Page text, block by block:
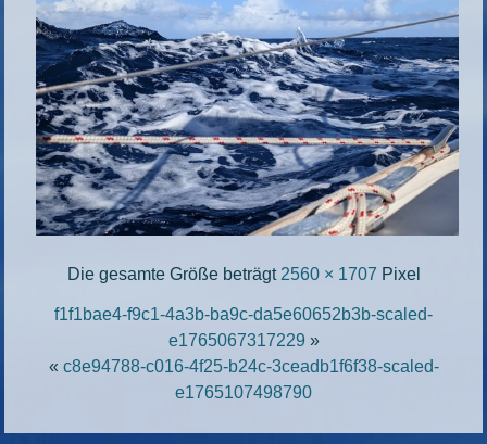
Die gesamte Größe beträgt 2560 × 1707 Pixel
f1f1bae4-f9c1-4a3b-ba9c-da5e60652b3b-scaled-
e1765067317229 »
« c8e94788-c016-4f25-b24c-3ceadb1f6f38-scaled-
e1765107498790